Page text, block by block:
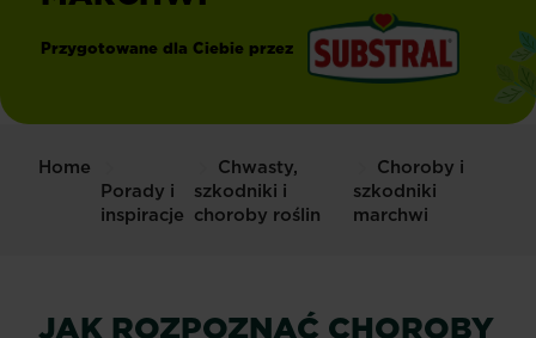
Przygotowane dla Ciebie przez
Home
Porady i
inspiracje
Chwasty,
szkodniki i
choroby roślin
Choroby i
szkodniki
marchwi
JAK ROZPOZNAĆ CHOROBY